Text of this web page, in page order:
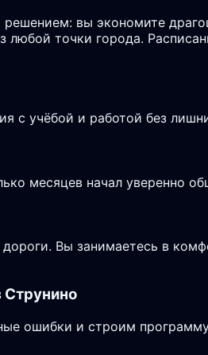
вы экономите
точки города.
с учёбой и работой без
месяцев начал уверенно
Вы занимаетесь в
Струнино
ошибки и строим